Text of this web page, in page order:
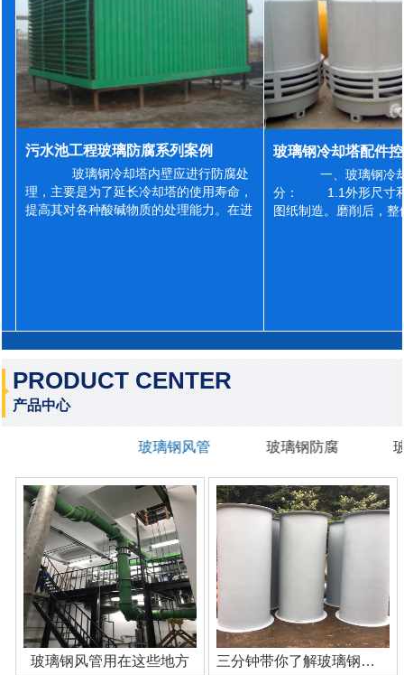
污水池工程玻璃防腐系列案例
玻璃钢冷却塔内壁应进行防腐处
理，主要是为了延长冷却塔的使用寿命，
提高其对各种酸碱物质的处理能力。在进
一、玻璃钢冷
分： 1.1外形尺寸和
图纸制造。磨削后，
PRODUCT CENTER
产品中心
玻璃钢风管 玻璃钢防腐
玻璃钢风管用在这些地方 三分钟带你了解玻璃钢管道